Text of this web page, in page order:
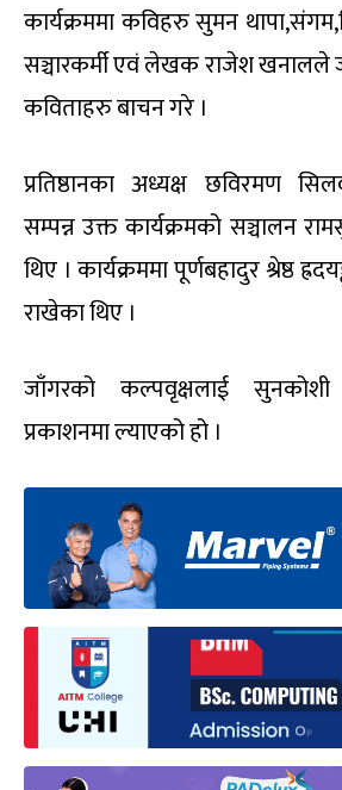
कार्यक्रममा कविहरु सुमन
सञ्चारकर्मी एवं लेखक राजेश खनालले
कविताहरु बाचन गरे ।
प्रतिष्ठानका अध्यक्ष छविरमण
सम्पन्न उक्त कार्यक्रमको सञ्चालन
थिए । कार्यक्रममा पूर्णबहादुर श्रेष्ठ
राखेका थिए ।
जाँगरको कल्पवृक्षलाई सुनकोशी
प्रकाशनमा ल्याएको हो ।